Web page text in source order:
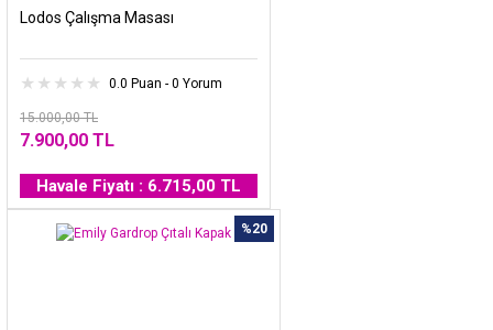
Lodos Çalışma Masası
0.0 Puan - 0 Yorum
15.000,00 TL
7.900,00 TL
Havale Fiyatı : 6.715,00 TL
%20